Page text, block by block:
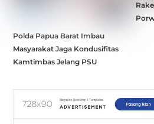
Polda Papua Barat Imbau
Masyarakat Jaga Kondusifitas
Kamtimbas Jelang PSU